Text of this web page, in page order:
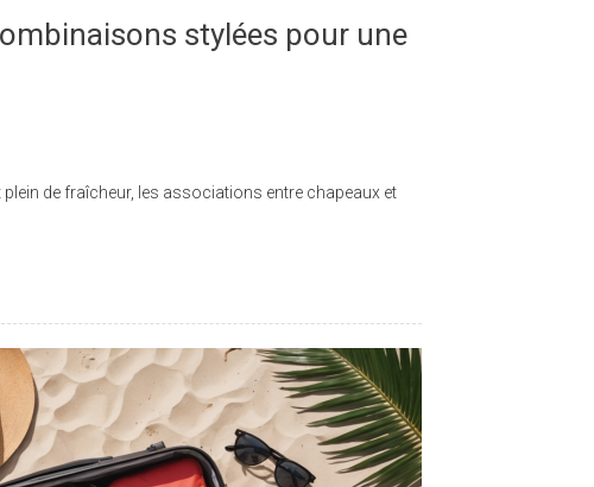
stylées pour une
plein de fraîcheur, les associations entre chapeaux et